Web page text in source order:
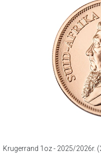
Krugerrand 1oz - 2025/2026r.